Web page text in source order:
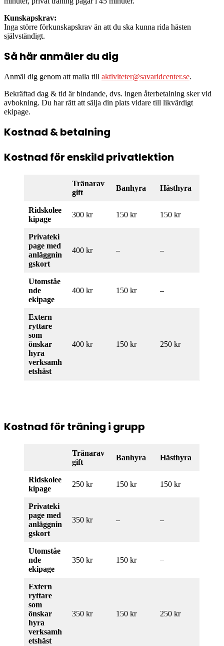
Kunskapskrav:
Inga större förkunskapskrav än att du ska kunna rida hästen
självständigt.
Så här anmäler du dig
Anmäl dig genom att maila till aktiviteter@savaridcenter.se.
Bekräftad dag & tid är bindande, dvs. ingen återbetalning sker vid
avbokning. Du har rätt att sälja din plats vidare till likvärdigt
ekipage.
Kostnad & betalning
Kostnad för enskild privatlektion
Tränarav
gift
Banhyra Hästhyra
Ridskolee
kipage
300 kr 150 kr 150 kr
Privateki
page med
anläggnin
gskort
400 kr – –
Utomståe
nde
ekipage
400 kr 150 kr –
Extern
ryttare
som
önskar
hyra
verksamh
etshäst
400 kr 150 kr 250 kr
Kostnad för träning i grupp
Tränarav
gift
Banhyra Hästhyra
Ridskolee
kipage
250 kr 150 kr 150 kr
Privateki
page med
anläggnin
gskort
350 kr – –
Utomståe
nde
ekipage
350 kr 150 kr –
Extern
ryttare
som
önskar
hyra
verksamh
etshäst
350 kr 150 kr 250 kr